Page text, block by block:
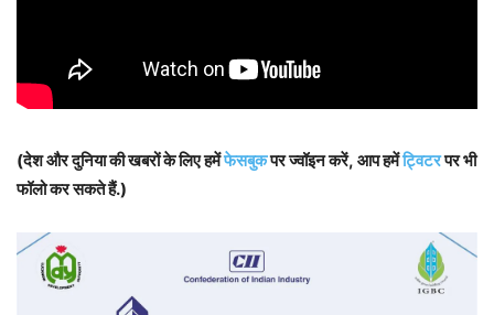
(देश और दुनिया की खबरों के लिए हमेंफेसबुकपर ज्वॉइन करें, आप हमेंट्विटरपर भी
फॉलो कर सकते हैं.)